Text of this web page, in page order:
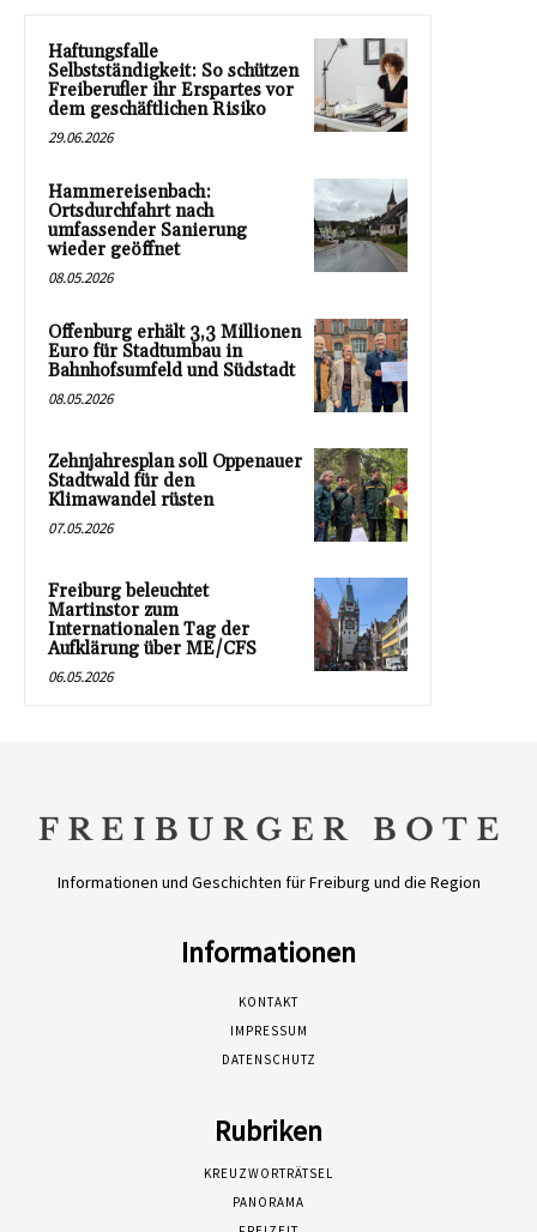
Haftungsfalle
Selbstständigkeit: So schützen
Freiberufler ihr Erspartes vor
dem geschäftlichen Risiko
29.06.2026
Hammereisenbach:
Ortsdurchfahrt nach
umfassender Sanierung
wieder geöffnet
08.05.2026
Offenburg erhält 3,3 Millionen
Euro für Stadtumbau in
Bahnhofsumfeld und Südstadt
08.05.2026
Zehnjahresplan soll Oppenauer
Stadtwald für den
Klimawandel rüsten
07.05.2026
Freiburg beleuchtet
Martinstor zum
Internationalen Tag der
Aufklärung über ME/CFS
06.05.2026
Informationen und Geschichten für Freiburg und die Region
Informationen
KONTAKT
IMPRESSUM
DATENSCHUTZ
Rubriken
KREUZWORTRÄTSEL
PANORAMA